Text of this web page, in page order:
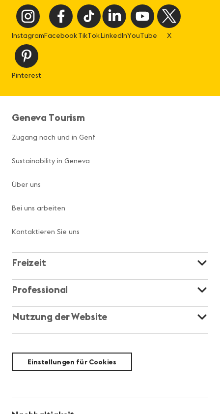
InstagramFacebookTikTokLinkedInYouTube X
Pinterest
Geneva Tourism
Zugang nach und in Genf
Sustainability in Geneva
Über uns
Bei uns arbeiten
Kontaktieren Sie uns
Freizeit
Professional
Nutzung der Website
Einstellungen für Cookies